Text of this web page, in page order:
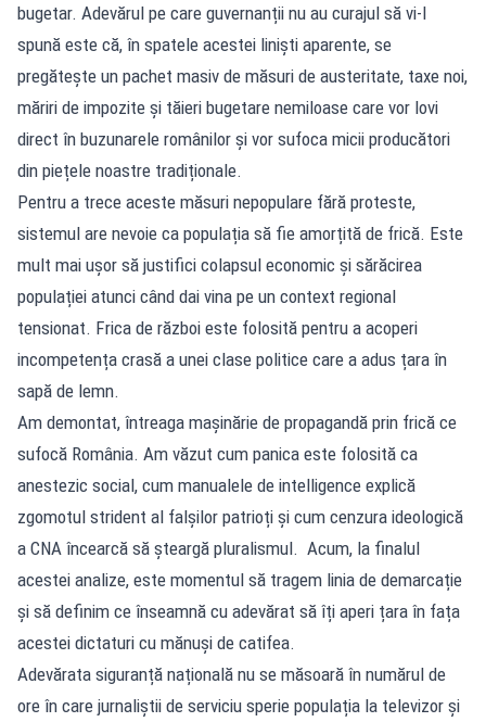
bugetar. Adevărul pe care guvernanții nu au curajul să vi-l
spună este că, în spatele acestei liniști aparente, se
pregătește un pachet masiv de măsuri de austeritate, taxe noi,
măriri de impozite și tăieri bugetare nemiloase care vor lovi
direct în buzunarele românilor și vor sufoca micii producători
din piețele noastre tradiționale.
Pentru a trece aceste măsuri nepopulare fără proteste,
sistemul are nevoie ca populația să fie amorțită de frică. Este
mult mai ușor să justifici colapsul economic și sărăcirea
populației atunci când dai vina pe un context regional
tensionat. Frica de război este folosită pentru a acoperi
incompetența crasă a unei clase politice care a adus țara în
sapă de lemn.
Am demontat, întreaga mașinărie de propagandă prin frică ce
sufocă România. Am văzut cum panica este folosită ca
anestezic social, cum manualele de intelligence explică
zgomotul strident al falșilor patrioți și cum cenzura ideologică
a CNA încearcă să șteargă pluralismul. Acum, la finalul
acestei analize, este momentul să tragem linia de demarcație
și să definim ce înseamnă cu adevărat să îți aperi țara în fața
acestei dictaturi cu mănuși de catifea.
Adevărata siguranță națională nu se măsoară în numărul de
ore în care jurnaliștii de serviciu sperie populația la televizor și